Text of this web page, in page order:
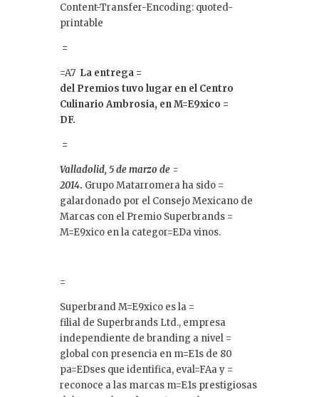
Content-Transfer-Encoding: quoted-
printable
=
=A7 La entrega =
del Premios tuvo lugar en el Centro
Culinario Ambrosia, en M=E9xico =
DF.
=
Valladolid, 5 de marzo de =
2014. Grupo Matarromera ha sido =
galardonado por el Consejo Mexicano de
Marcas con el Premio Superbrands =
M=E9xico en la categor=EDa vinos.
=
Superbrand M=E9xico es la =
filial de Superbrands Ltd., empresa
independiente de branding a nivel =
global con presencia en m=E1s de 80
pa=EDses que identifica, eval=FAa y =
reconoce a las marcas m=E1s prestigiosas